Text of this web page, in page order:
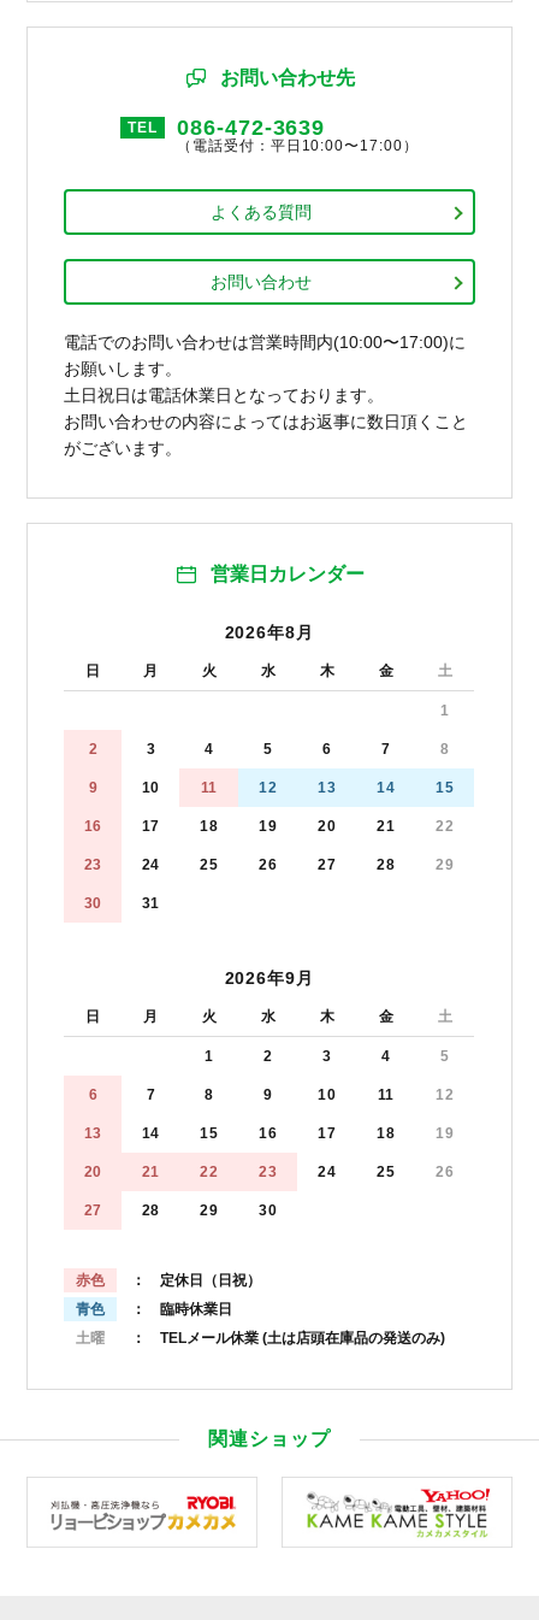
お問い合わせ先
TEL 086-472-3639
（電話受付：平日10:00〜17:00）
よくある質問
お問い合わせ
電話でのお問い合わせは営業時間内(10:00〜17:00)に
お願いします。
土日祝日は電話休業日となっております。
お問い合わせの内容によってはお返事に数日頂くこと
がございます。
営業日カレンダー
2026年8月
日 月 火 水 木 金 土
1
2 3 4 5 6 7 8
9 10 11 12 13 14 15
16 17 18 19 20 21 22
23 24 25 26 27 28 29
30 31
2026年9月
日 月 火 水 木 金 土
1 2 3 4 5
6 7 8 9 10 11 12
13 14 15 16 17 18 19
20 21 22 23 24 25 26
27 28 29 30
赤色
： 定休日（日祝）
青色
： 臨時休業日
土曜
： TELメール休業 (土は店頭在庫品の発送のみ)
関連ショップ